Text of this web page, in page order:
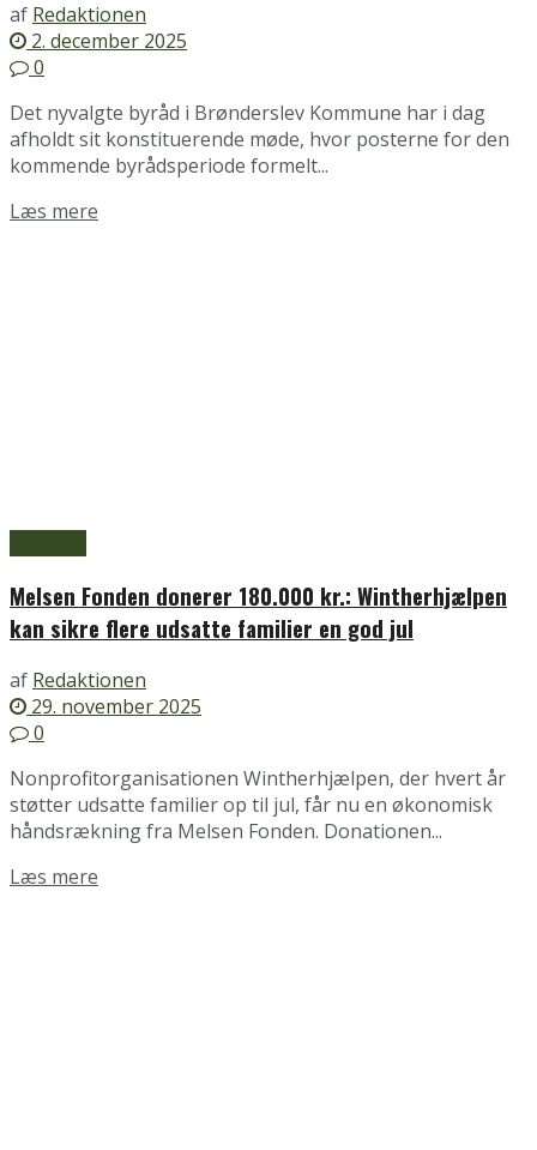
af Redaktionen
2. december 2025
0
Det nyvalgte byråd i Brønderslev Kommune har i dag
afholdt sit konstituerende møde, hvor posterne for den
kommende byrådsperiode formelt...
Læs mere
Melsen Fonden donerer 180.000 kr.: Wintherhjælpen
kan sikre flere udsatte familier en god jul
af Redaktionen
29. november 2025
0
Nonprofitorganisationen Wintherhjælpen, der hvert år
støtter udsatte familier op til jul, får nu en økonomisk
håndsrækning fra Melsen Fonden. Donationen...
Læs mere